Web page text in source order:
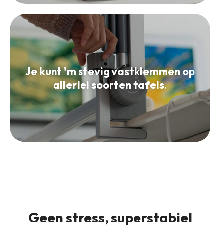
Je kunt 'm stevig vastklemmen op
allerlei soorten tafels.
Geen stress, superstabiel